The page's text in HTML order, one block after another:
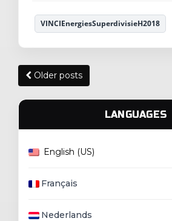
VINCIEnergiesSuperdivisieH2018
Posts
navigation
Older posts
LANGUAGES
English (US)
Français
Nederlands